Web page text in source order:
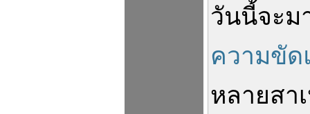
วันนี้จะม
ความขัด
หลายสา